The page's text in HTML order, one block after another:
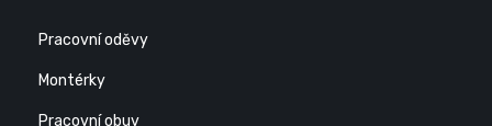
Pracovní oděvy
Montérky
Pracovní obuv